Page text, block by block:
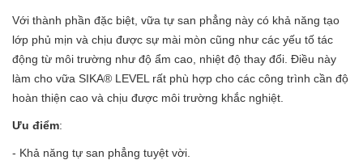
Với thành phần đặc biệt, vữa tự san phẳng này có khả năng tạo
lớp phủ mịn và chịu được sự mài mòn cũng như các yếu tố tác
động từ môi trường như độ ẩm cao, nhiệt độ thay đổi. Điều này
làm cho vữa SIKA® LEVEL rất phù hợp cho các công trình cần độ
hoàn thiện cao và chịu được môi trường khắc nghiệt.
Ưu điểm:
- Khả năng tự san phẳng tuyệt vời.